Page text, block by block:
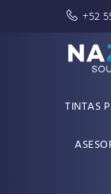
+52
TINTAS